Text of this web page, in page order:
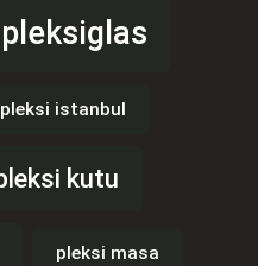
pleksiglas
pleksi istanbul
kutu
pleksi masa